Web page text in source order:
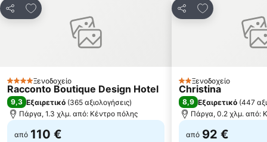
Κοινοποίηση
Προσθήκη στα αγαπημένα
4 ΑστέριαΞενοδοχείο
Racconto Boutique Design Hotel
9,3 Εξαιρετικό (365 αξιολογήσεις)
Πάργα, 1.3 χλμ. από: Κέντρο πόλης
από 110 €
Κοινοποίηση
Προσθήκη στα
2 Αστέρια
Ξενοδοχείο
Christina
8,9 Εξαιρετικό (447
Πάργα, 0.2 χλμ. από:
από 92 €